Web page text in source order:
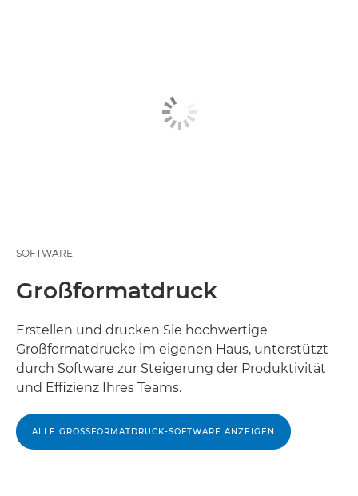
SOFTWARE
Großformatdruck
Erstellen und drucken Sie hochwertige
Großformatdrucke im eigenen Haus, unterstützt
durch Software zur Steigerung der Produktivität
und Effizienz Ihres Teams.
ALLE GROSSFORMATDRUCK-SOFTWARE ANZEIGEN